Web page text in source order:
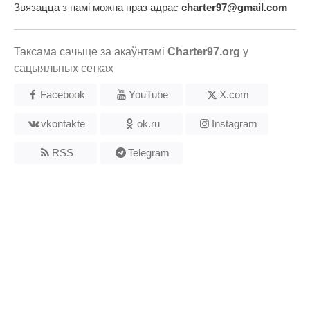
Звязацца з намі можна праз адрас charter97@gmail.com
Таксама сачыце за акаўнтамі Charter97.org у
сацыяльных сетках
Facebook YouTube X.com
vkontakte ok.ru Instagram
RSS Telegram